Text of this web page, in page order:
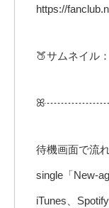
https://
🍑サムネイル
待機画面で流
single「New-
iTunes、